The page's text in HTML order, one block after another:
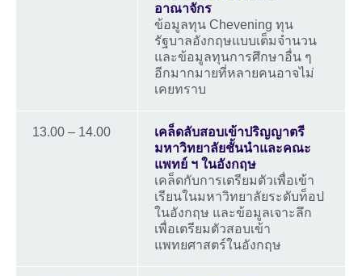
อาณาจักร
ข้อมูลทุน Chevening ทุน
รัฐบาลอังกฤษแบบเต็มจำนวน
และข้อมูลทุนการศึกษาอื่น ๆ
อีกมากมายที่หลายคนอาจไม่
เคยทราบ
13.00 – 14.00
เคล็ดลับสอบเข้าปริญญาตรี
มหาวิทยาลัยชั้นนำและคณะ
แพทย์ ฯ ในอังกฤษ
เคล็ดกับการเตรียมตัวเพื่อเข้า
เรียนในมหาวิทยาลัยระดับท็อป
ในอังกฤษ และข้อมูลเจาะลึก
เพื่อเตรียมตัวสอบเข้า
แพทยศาสตร์ในอังกฤษ